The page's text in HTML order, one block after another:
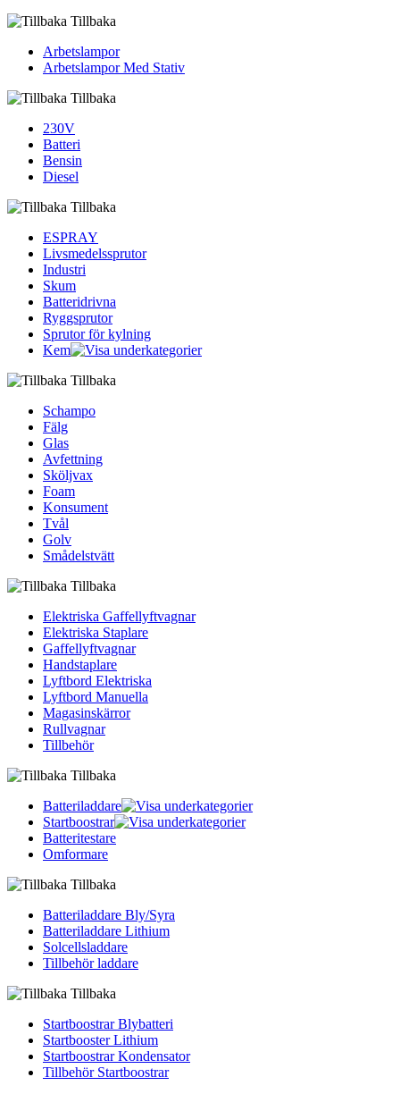
Tillbaka
Arbetslampor
Arbetslampor Med Stativ
Tillbaka
230V
Batteri
Bensin
Diesel
Tillbaka
ESPRAY
Livsmedelssprutor
Industri
Skum
Batteridrivna
Ryggsprutor
Sprutor för kylning
Kem
Tillbaka
Schampo
Fälg
Glas
Avfettning
Sköljvax
Foam
Konsument
Tvål
Golv
Smådelstvätt
Tillbaka
Elektriska Gaffellyftvagnar
Elektriska Staplare
Gaffellyftvagnar
Handstaplare
Lyftbord Elektriska
Lyftbord Manuella
Magasinskärror
Rullvagnar
Tillbehör
Tillbaka
Batteriladdare
Startboostrar
Batteritestare
Omformare
Tillbaka
Batteriladdare Bly/Syra
Batteriladdare Lithium
Solcellsladdare
Tillbehör laddare
Tillbaka
Startboostrar Blybatteri
Startbooster Lithium
Startboostrar Kondensator
Tillbehör Startboostrar